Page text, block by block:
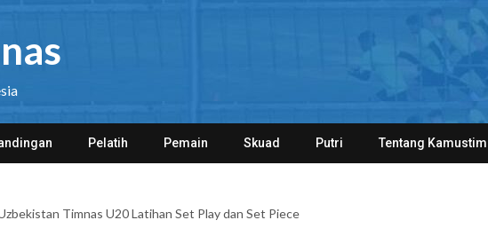
Pelatih Pemain Skuad Putri Tentang
Timnas U20 Latihan Set Play dan Set Piece